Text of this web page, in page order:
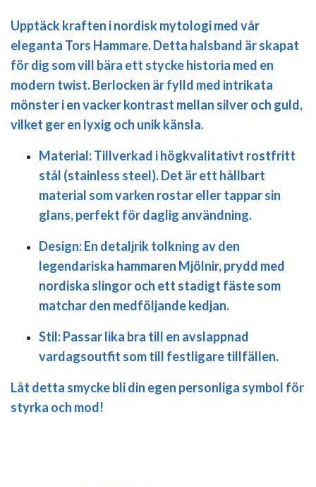
Upptäck kraften i nordisk mytologi med vår
eleganta Tors Hammare.Detta halsband är skapat
för dig som vill bära ett stycke historia med en
modern twist. Berlocken är fylld med intrikata
mönster i en vacker kontrast mellan silver och guld,
vilket ger en lyxig och unik känsla.
Material:Tillverkad i högkvalitativt rostfritt
stål (stainless steel). Det är ett hållbart
material som varken rostar eller tappar sin
glans, perfekt för daglig användning.
Design:En detaljrik tolkning av den
legendariska hammaren Mjölnir, prydd med
nordiska slingor och ett stadigt fäste som
matchar den medföljande kedjan.
Stil:Passar lika bra till en avslappnad
vardagsoutfit som till festligare tillfällen.
Låt detta smycke bli din egen personliga symbol för
styrka och mod!